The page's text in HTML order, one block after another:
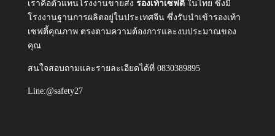
เราคือตัวแทนโรงงานขายส่ง รองเท้าเซฟตี้ ในไทย ซึ่งมี
โรงงานฐานการผลิตอยู่ในประเทศจีน ซึ่งรับนำเข้ารองเท้า
เซฟตี้คุณภาพ ตรงตามความต้องการและงบประมาณของ
คุณ
สนใจสอบถามและรายละเอียดได้ที่ 0830389895
Line:@safety27